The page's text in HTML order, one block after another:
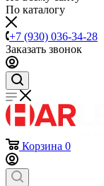
По каталогу
+7 (930) 036-34-28
Заказать звонок
Корзина 0